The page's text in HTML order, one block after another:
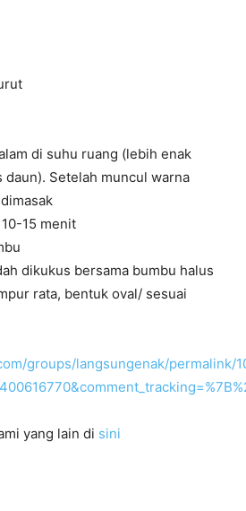
di suhu ruang (lebih enak
Setelah muncul warna
15 menit
dikukus bersama bumbu halus
rata, bentuk oval/ sesuai
groups/langsungenak/permalink/
yang lain di sini